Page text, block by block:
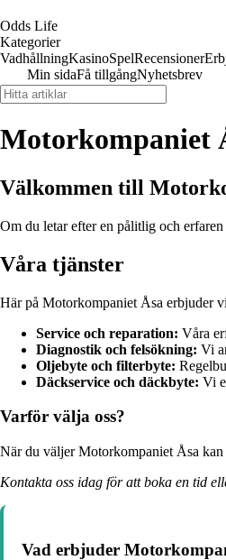
Odds Life
Kategorier
VadhållningKasinoSpelRecensioner
Min sidaFå tillgångNyhetsbrev
Motorkompaniet
Välkommen till
Om du letar efter en pålitlig och
Våra tjänster
Här på Motorkompaniet Åsa erbjuder
Service och reparation: Våra
Diagnostik och felsökning: Vi
Oljebyte och filterbyte:
Däckservice och däckbyte: Vi
Varför välja oss?
När du väljer Motorkompaniet Åsa kan
Kontakta oss idag för att boka en tid
Vad erbjuder